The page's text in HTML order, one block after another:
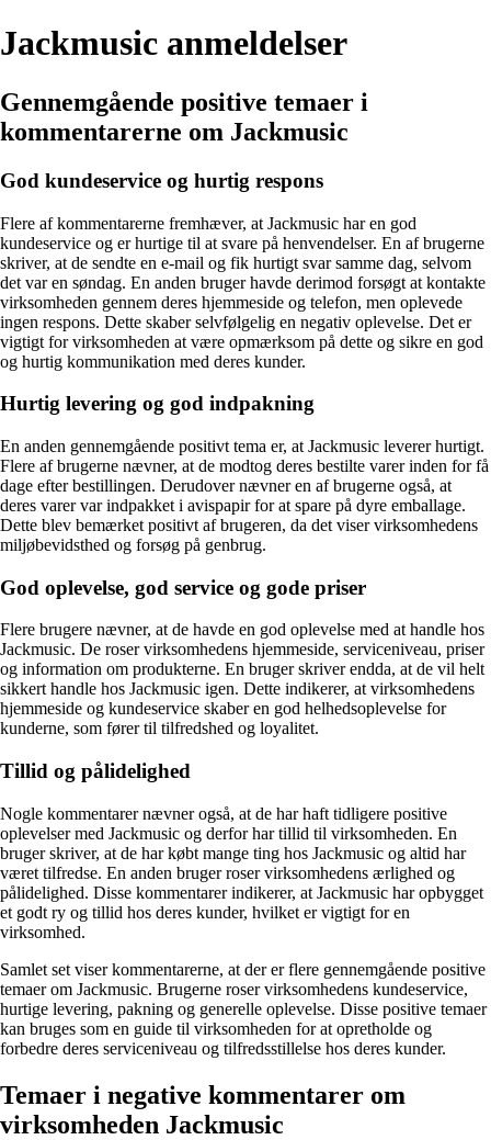
Jackmusic anmeldelser
Gennemgående positive temaer i
kommentarerne om Jackmusic
God kundeservice og hurtig respons
Flere af kommentarerne fremhæver, at Jackmusic har en god
kundeservice og er hurtige til at svare på henvendelser. En af brugerne
skriver, at de sendte en e-mail og fik hurtigt svar samme dag, selvom
det var en søndag. En anden bruger havde derimod forsøgt at kontakte
virksomheden gennem deres hjemmeside og telefon, men oplevede
ingen respons. Dette skaber selvfølgelig en negativ oplevelse. Det er
vigtigt for virksomheden at være opmærksom på dette og sikre en god
og hurtig kommunikation med deres kunder.
Hurtig levering og god indpakning
En anden gennemgående positivt tema er, at Jackmusic leverer hurtigt.
Flere af brugerne nævner, at de modtog deres bestilte varer inden for få
dage efter bestillingen. Derudover nævner en af brugerne også, at
deres varer var indpakket i avispapir for at spare på dyre emballage.
Dette blev bemærket positivt af brugeren, da det viser virksomhedens
miljøbevidsthed og forsøg på genbrug.
God oplevelse, god service og gode priser
Flere brugere nævner, at de havde en god oplevelse med at handle hos
Jackmusic. De roser virksomhedens hjemmeside, serviceniveau, priser
og information om produkterne. En bruger skriver endda, at de vil helt
sikkert handle hos Jackmusic igen. Dette indikerer, at virksomhedens
hjemmeside og kundeservice skaber en god helhedsoplevelse for
kunderne, som fører til tilfredshed og loyalitet.
Tillid og pålidelighed
Nogle kommentarer nævner også, at de har haft tidligere positive
oplevelser med Jackmusic og derfor har tillid til virksomheden. En
bruger skriver, at de har købt mange ting hos Jackmusic og altid har
været tilfredse. En anden bruger roser virksomhedens ærlighed og
pålidelighed. Disse kommentarer indikerer, at Jackmusic har opbygget
et godt ry og tillid hos deres kunder, hvilket er vigtigt for en
virksomhed.
Samlet set viser kommentarerne, at der er flere gennemgående positive
temaer om Jackmusic. Brugerne roser virksomhedens kundeservice,
hurtige levering, pakning og generelle oplevelse. Disse positive temaer
kan bruges som en guide til virksomheden for at opretholde og
forbedre deres serviceniveau og tilfredsstillelse hos deres kunder.
Temaer i negative kommentarer om
virksomheden Jackmusic